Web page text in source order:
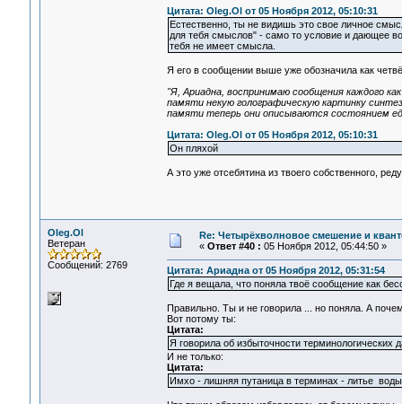
Цитата: Oleg.Ol от 05 Ноября 2012, 05:10:31
Естественно, ты не видишь это свое личное
для тебя смыслов" - само то условие и дающее
тебя не имеет смысла.
Я его в сообщении выше уже обозначила как
"Я, Ариадна, воспринимаю сообщения каждого
памяти некую голографическую картинку
памяти теперь они описываются состоянием
Цитата: Oleg.Ol от 05 Ноября 2012, 05:10:31
Он пляхой
А это уже отсебятина из твоего собственного,
Oleg.Ol
Ветеран
Сообщений: 2769
Re: Четырёхволновое смешение и
« Ответ #40 : 05 Ноября 2012, 05:44:50 »
Цитата: Ариадна от 05 Ноября 2012, 05:31:54
Где я вещала, что поняла твоё сообщение как
Правильно. Ты и не говорила ... но поняла. А
Вот потому ты:
Цитата:
Я говорила об избыточности терминологических
И не только:
Цитата:
Имхо - лишняя путаница в терминах - литье